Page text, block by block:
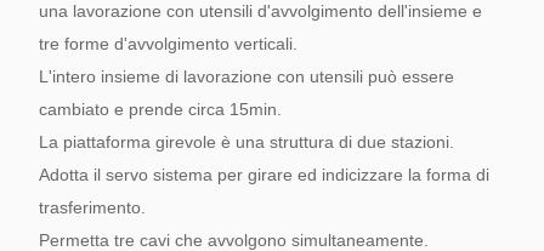
una lavorazione con utensili d'avvolgimento dell'insieme e
tre forme d'avvolgimento verticali.
L'intero insieme di lavorazione con utensili può essere
cambiato e prende circa 15min.
La piattaforma girevole è una struttura di due stazioni.
Adotta il servo sistema per girare ed indicizzare la forma di
trasferimento.
Permetta tre cavi che avvolgono simultaneamente.